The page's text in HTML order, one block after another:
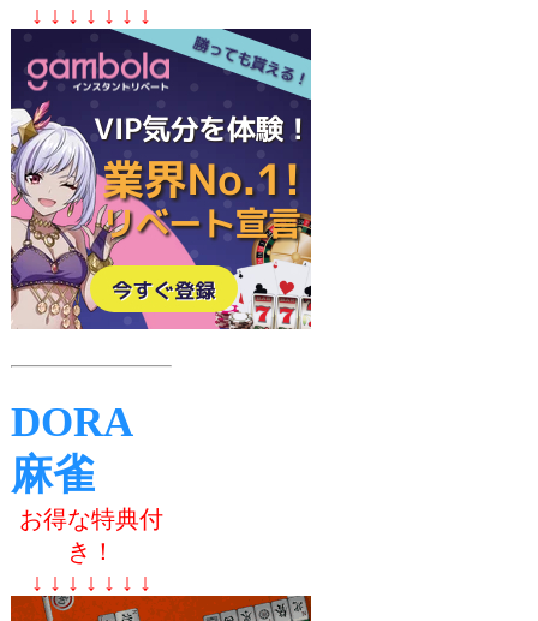
↓ ↓ ↓ ↓ ↓ ↓ ↓
DORA
麻雀
お得な特典付
き！
↓ ↓ ↓ ↓ ↓ ↓ ↓